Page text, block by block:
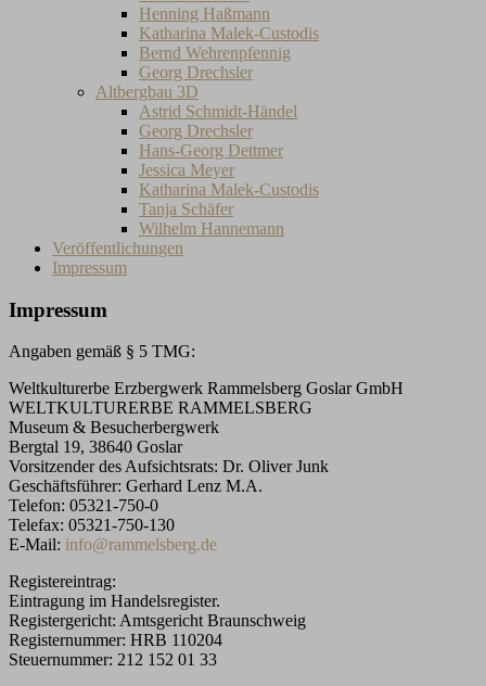
Henning Haßmann
Katharina Malek-Custodis
Bernd Wehrenpfennig
Georg Drechsler
Altbergbau 3D
Astrid Schmidt-Händel
Georg Drechsler
Hans-Georg Dettmer
Jessica Meyer
Katharina Malek-Custodis
Tanja Schäfer
Wilhelm Hannemann
Veröffentlichungen
Impressum
Impressum
Angaben gemäß § 5 TMG:
Weltkulturerbe Erzbergwerk Rammelsberg Goslar GmbH
WELTKULTURERBE RAMMELSBERG
Museum & Besucherbergwerk
Bergtal 19, 38640 Goslar
Vorsitzender des Aufsichtsrats: Dr. Oliver Junk
Geschäftsführer: Gerhard Lenz M.A.
Telefon: 05321-750-0
Telefax: 05321-750-130
E-Mail: info@rammelsberg.de
Registereintrag:
Eintragung im Handelsregister.
Registergericht: Amtsgericht Braunschweig
Registernummer: HRB 110204
Steuernummer: 212 152 01 33